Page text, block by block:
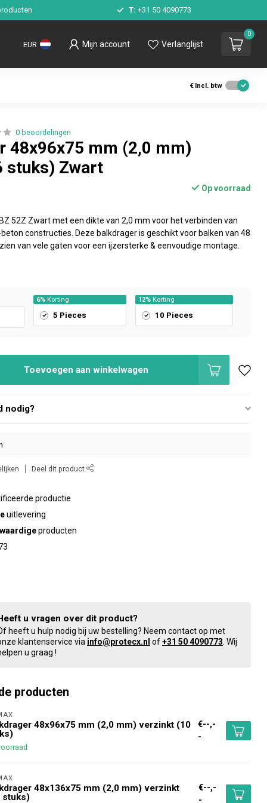
T: +31 50 4090773
EUR Mijn account Verlanglijst
0
€ Incl. btw
0 beoordelingen
48x96x75 mm (2,0 mm)
stuks) Zwart
Op voorraad
52Z Zwart met een dikte van 2,0 mm voor het verbinden van
constructies. Deze balkdrager is geschikt voor balken van 48
van vele gaten voor een ijzersterke & eenvoudige montage.
6% Korting
5 Pieces
12% Korting
10 Pieces
Toevoegen aan winkelwagen
nodig?
Deel dit product
productie
uitlevering
producten
u vragen over dit product?
heeft u hulp nodig bij uw bestelling? Neem contact op met
klantenservice via info@protecx.nl of+31 50 4090773 . Wij
u graag !
producten
48x96x75 mm (2,0 mm) verzinkt (10
€--,-
-
48x136x75 mm (2,0 mm) verzinkt
stuks)
€--,-
-